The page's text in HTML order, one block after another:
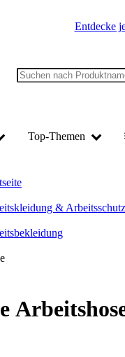
Entdecke
Top-Themen
& Arbeitsschutz